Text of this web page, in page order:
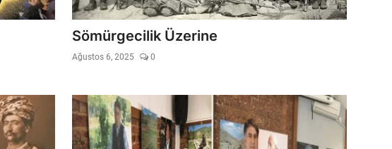
Sömürgecilik Üzerine
Ağustos 6, 2025 0